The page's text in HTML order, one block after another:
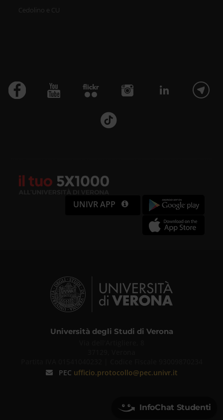
Cedolino e CU
UNIVR APP
Università degli Studi di Verona
PEC ufficio.protocollo@pec.univr.it
InfoChat Studenti